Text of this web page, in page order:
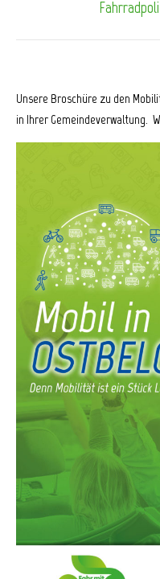
Unsere Broschüre zu den
in Ihrer Gemeindeverwaltung.